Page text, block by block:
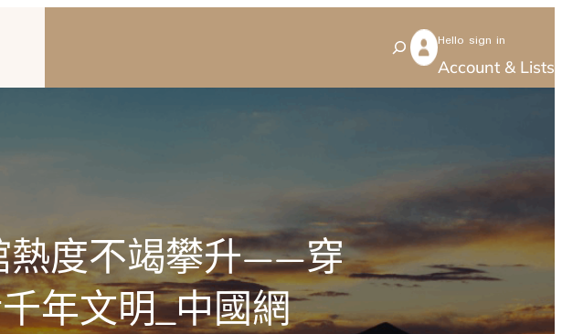
S
e
Hello sign in
Account & Lists
熱度不竭攀升——穿
年文明_中國網